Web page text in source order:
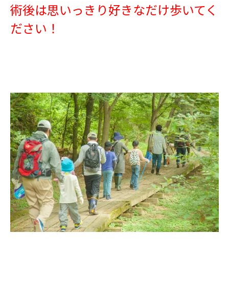
術後は思いっきり好きなだけ歩いてく
ださい！